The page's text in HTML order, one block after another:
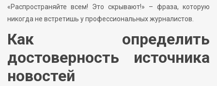
«Распространяйте всем! Это скрывают!» – фраза, которую
никогда не встретишь у профессиональных журналистов.
Как определить
достоверность источника
новостей